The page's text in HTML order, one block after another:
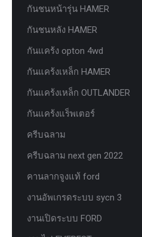
กันชนหน้ารุ่น HAMER
กันชนหลัง HAMER
กันแคร้ง opton 4wd
กันแคร้งเหล็ก HAMER
กันแคร้งเหล็ก OUTLANDER
กันแคร้งแร็พเตอร์
ครีบฉลาม
ครีบฉลาม next gen 2022
คานลากจูงแท้ ford
งานอัพเกรดระบบ sycn 3
งานเปิดระบบ FORD